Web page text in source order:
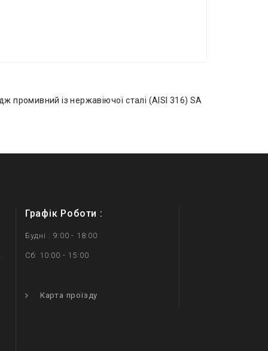
промивний із нержавіючої сталі (AISI 316) SA
Графік Роботи :
Будні : 9:00 - 18:00
Сб: 10:00 - 15:00
Карта проїзду